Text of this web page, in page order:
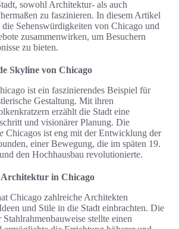
sowohl Architektur- als auch
zu faszinieren. In diesem Artikel
Sehenswürdigkeiten von Chicago und
zusammenwirken, um Besuchern
zu bieten.
Skyline von Chicago
ist ein faszinierendes Beispiel für
Gestaltung. Mit ihren
erzählt die Stadt eine
und visionärer Planung. Die
Chicagos ist eng mit der Entwicklung der
einer Bewegung, die im späten 19.
den Hochhausbau revolutionierte.
Architektur in Chicago
Chicago zahlreiche Architekten
und Stile in die Stadt einbrachten. Die
stellte einen